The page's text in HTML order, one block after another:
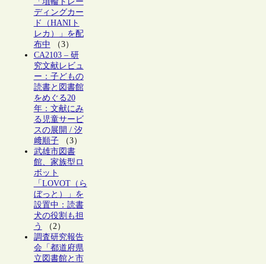
ディングカー
ド（HANIト
レカ）」を配
布中 （3）
CA2103 – 研
究文献レビュ
ー：子どもの
読書と図書館
をめぐる20
年：文献にみ
る児童サービ
スの展開 / 汐
﨑順子（3）
武雄市図書
館、家族型ロ
ボット
「LOVOT（ら
ぼっと）」を
設置中：読書
犬の役割も担
う
（2）
調査研究報告
会「都道府県
立図書館と市